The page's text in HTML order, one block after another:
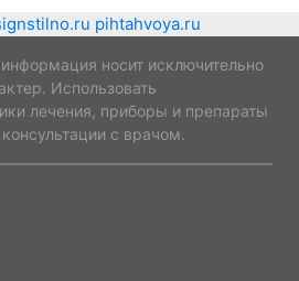
pihtahvoya.ru
носит исключительно
Использовать
лечения, приборы и препараты
с врачом.